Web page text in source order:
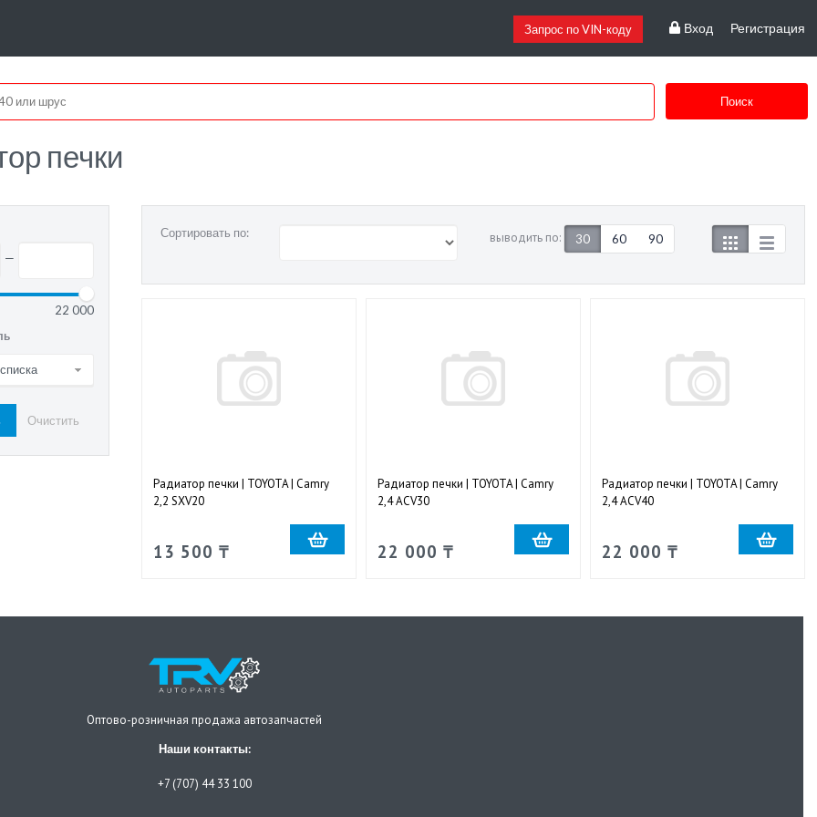
Запрос по VIN-коду Вход Регистрация
Поиск
печки
—
22 000
Сортировать по: выводить по: 30 60 90
Радиатор печки | TOYOTA | Camry
2,2 SXV20
13 500 ₸
Радиатор печки | TOYOTA | Camry
2,4 ACV30
22 000 ₸
Радиатор печки | TOYOTA | Camry
2,4 ACV40
22 000 ₸
Оптово-розничная продажа автозапчастей
Наши контакты:
+7 (707) 44 33 100